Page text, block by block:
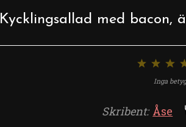
Kycklingsallad med bacon,
3
stjärna
Inga betyg
Skribent: Åse